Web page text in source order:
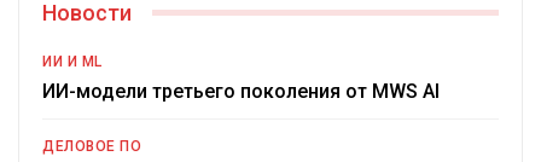
Новости
ИИ И ML
ИИ-модели третьего поколения от MWS AI
ДЕЛОВОЕ ПО